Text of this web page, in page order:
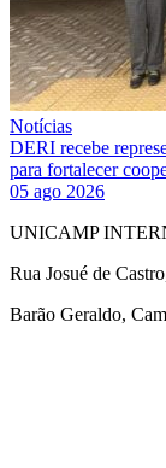
Notícias
DERI recebe
para fortalecer
05 ago 2026
UNICAMP
Rua Josué de
Barão Geraldo,